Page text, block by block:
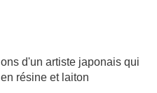
d'un artiste japonais qui
résine et laiton